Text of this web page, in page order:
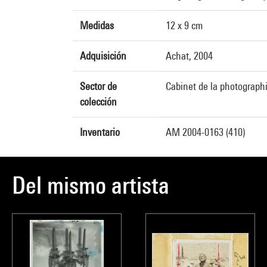
Medidas 12 x 9 cm
Adquisición Achat, 2004
Sector de
colección
Cabinet de la
Inventario AM 2004-0163 (410)
Del mismo artista